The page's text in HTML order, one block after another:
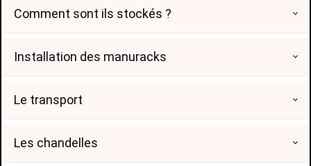
Comment sont ils stockés ?
Installation des manuracks
Le transport
Les chandelles